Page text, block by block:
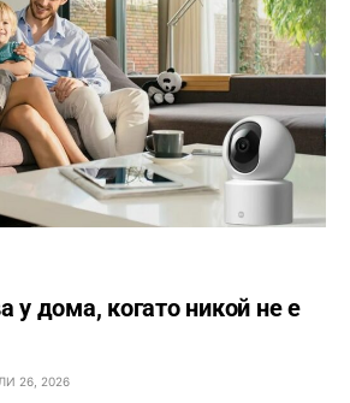
у дома, когато никой не е
26, 2026